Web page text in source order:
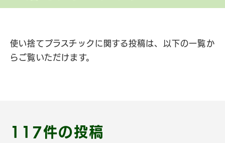
使い捨てプラスチックに関する投稿は、以下の一覧か
らご覧いただけます。
117件の投稿